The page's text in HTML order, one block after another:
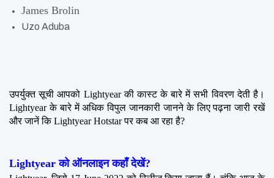
James Brolin
Uzo Aduba
उपर्युक्त सूची आपको Lightyear की कास्ट के बारे में सभी विवरण देती है।
Lightyear के बारे में अधिक विपुल जानकारी जानने के लिए पढ़ना जारी रखें
और जानें कि Lightyear Hotstar पर कब आ रहा है?
Lightyear को ऑनलाइन कहाँ देखें?